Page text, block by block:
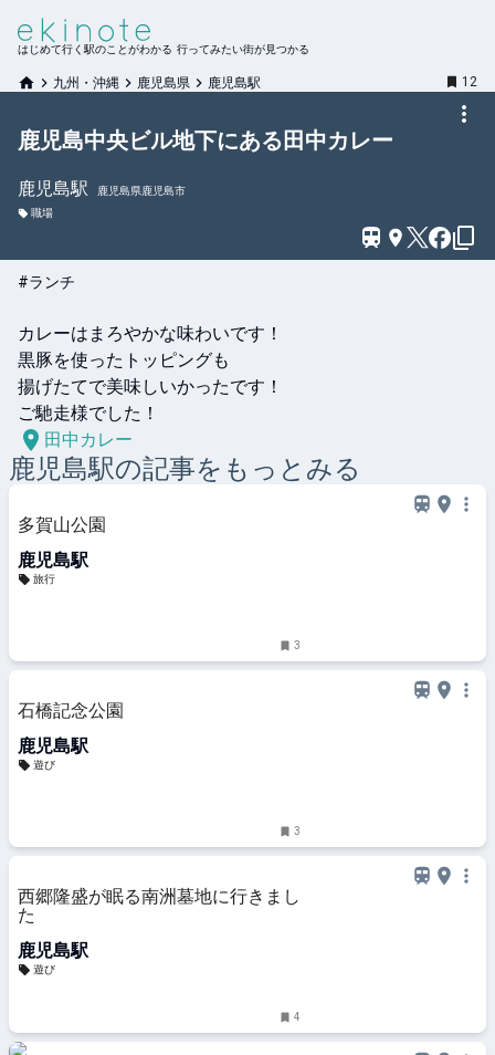
はじめて行く駅のことがわかる 行ってみたい街が見つかる
九州・沖縄 鹿児島県 鹿児島駅 12
鹿児島中央ビル地下にある田中カレー
鹿児島駅
鹿児島県鹿児島市
職場
#ランチ
カレーはまろやかな味わいです！
黒豚を使ったトッピングも
揚げたてで美味しいかったです！
田中カレー
鹿児島駅の記事をもっとみる
多賀山公園
鹿児島駅
旅行
3
石橋記念公園
鹿児島駅
遊び
3
西郷隆盛が眠る南洲墓地に行きまし
た
鹿児島駅
遊び
4